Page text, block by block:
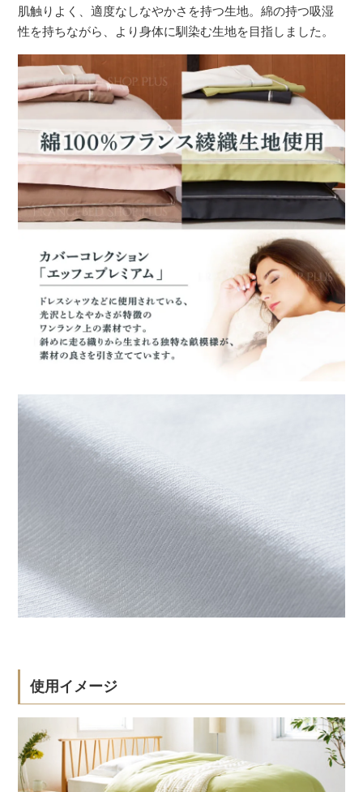
肌触りよく、適度なしなやかさを持つ生地。綿の持つ吸湿
性を持ちながら、より身体に馴染む生地を目指しました。
使用イメージ